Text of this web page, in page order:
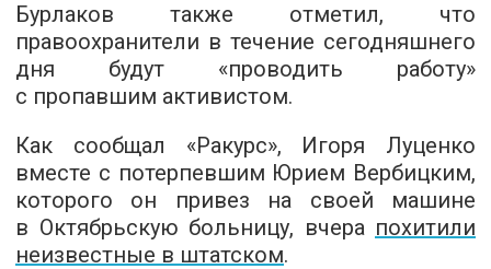
Бурлаков также отметил, что
правоохранители в течение сегодняшнего
дня будут «проводить работу»
с пропавшим активистом.
Как сообщал «Ракурс», Игоря Луценко
вместе с потерпевшим Юрием Вербицким,
которого он привез на своей машине
в Октябрьскую больницу, вчера похитили
неизвестные в штатском.